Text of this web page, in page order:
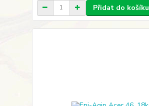
Přidat do košíku